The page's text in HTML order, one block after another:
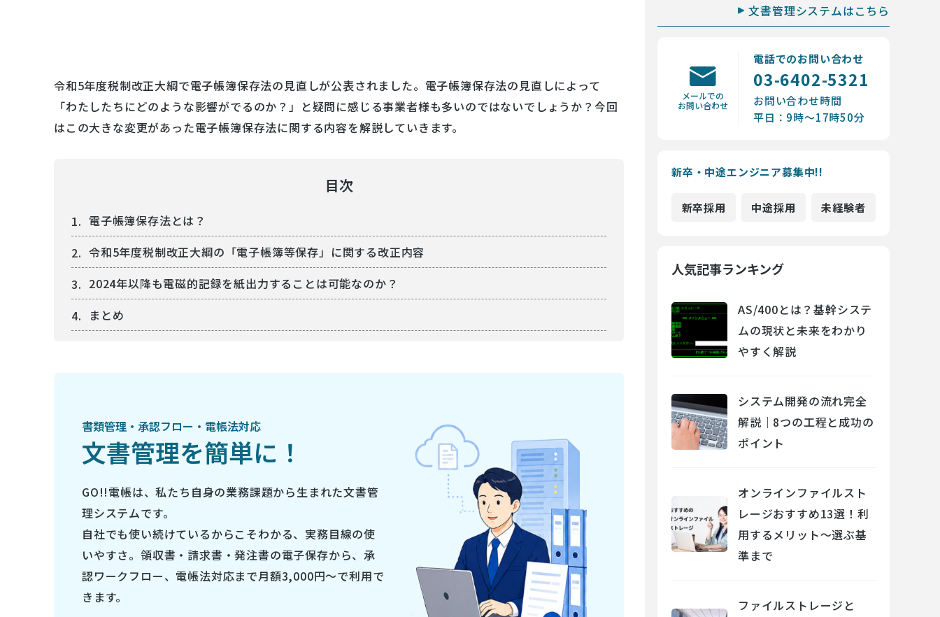
令和5年度税制改正大綱で電子帳簿保存法の見直しが公表されました。電子帳簿保存法の見直しによって
「わたしたちにどのような影響がでるのか？」と疑問に感じる事業者様も多いのではないでしょうか？今回
はこの大きな変更があった電子帳簿保存法に関する内容を解説していきます。
目次
電子帳簿保存法とは？
令和5年度税制改正大綱の「電子帳簿等保存」に関する改正内容
2024年以降も電磁的記録を紙出力することは可能なのか？
まとめ
書類管理・承認フロー・電帳法対応
文書管理を簡単に！
GO!!電帳は、私たち自身の業務課題から生まれた文書管
理システムです。
自社でも使い続けているからこそわかる、実務目線の使
いやすさ。領収書・請求書・発注書の電子保存から、承
認ワークフロー、電帳法対応まで月額3,000円～で利用で
きます。
文書管理システムはこちら
メールでの
お問い合わせ
電話でのお問い合わせ
03-6402-5321
お問い合わせ時間
平日：9時～17時50分
新卒・中途エンジニア募集中!!
新卒採用 中途採用 未経験者
人気記事ランキング
AS/400とは？基幹システ
ムの現状と未来をわかり
やすく解説
システム開発の流れ完全
解説｜8つの工程と成功の
ポイント
オンラインファイルスト
レージおすすめ13選！利
用するメリット～選ぶ基
準まで
ファイルストレージと